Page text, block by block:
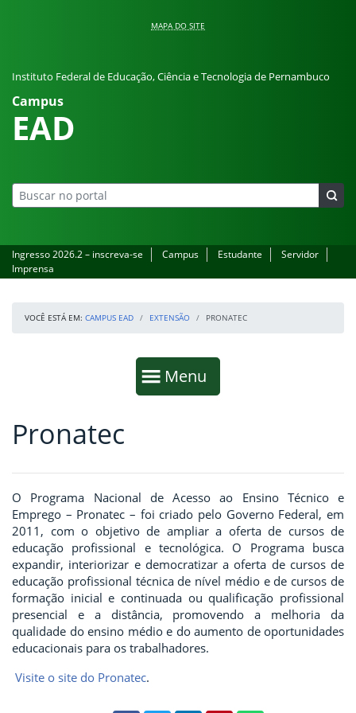
MAPA DO SITE
Instituto Federal de Educação, Ciência e Tecnologia de Pernambuco
Campus
EAD
Ingresso 2026.2 – inscreva-se Campus Estudante
Servidor
Imprensa
VOCÊ ESTÁ EM: CAMPUS EAD EXTENSÃO PRONATEC
Mostrar
Menu
Fim da navegação
Início do conteúdo
Pronatec
O Programa Nacional de Acesso ao Ensino Técnico e
Emprego – Pronatec – foi criado pelo Governo Federal, em
2011, com o objetivo de ampliar a oferta de cursos de
educação profissional e tecnológica. O Programa busca
expandir, interiorizar e democratizar a oferta de cursos de
educação profissional técnica de nível médio e de cursos de
formação inicial e continuada ou qualificação profissional
presencial e a distância, promovendo a melhoria da
qualidade do ensino médio e do aumento de oportunidades
educacionais para os trabalhadores.
Visite o site do Pronatec.